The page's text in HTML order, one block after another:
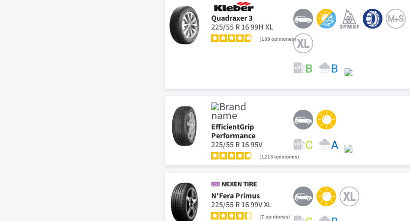
Quadraxer 3
225/55 R 16 99H XL
189opiniones
EfficientGrip
Performance
225/55 R 16 95V
1218opiniones
N'Fera Primus
225/55 R 16 99V XL
7opiniones